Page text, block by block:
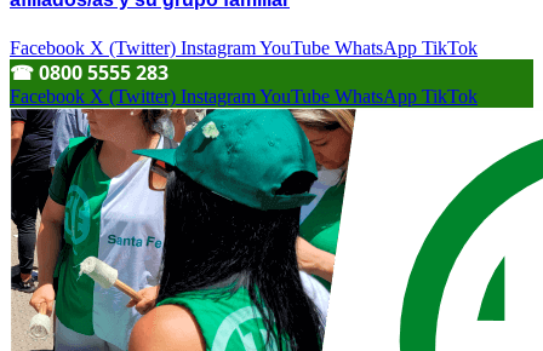
Facebook X (Twitter) InstagramYouTube WhatsApp TikTok
☎︎ 0800 5555 283
Facebook X (Twitter) InstagramYouTube WhatsApp TikTok